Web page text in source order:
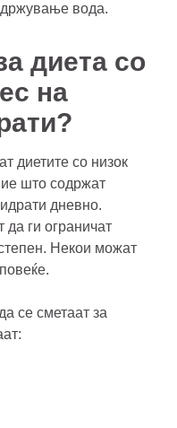
вода.
диета со
на
диетите со низок
што содржат
дневно.
ги ограничат
Некои можат
се сметаат за